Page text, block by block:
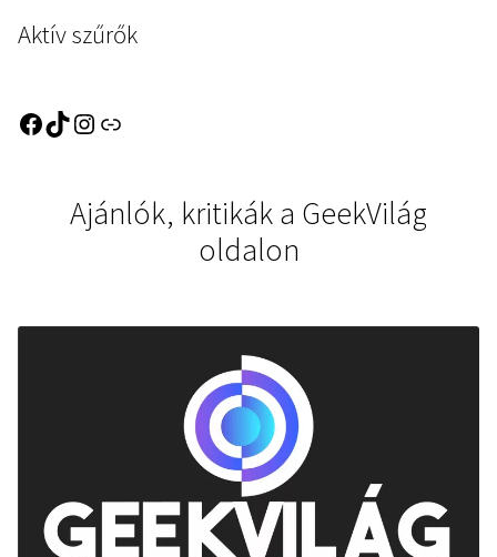
Aktív szűrők
Ajánlók, kritikák a GeekVilág
oldalon